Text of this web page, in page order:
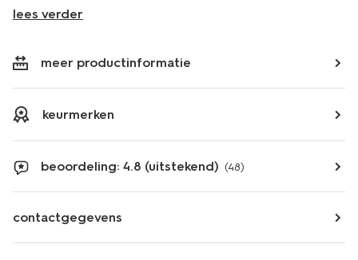
lees verder
meer productinformatie
keurmerken
beoordeling: 4.8 (uitstekend) (48)
contactgegevens